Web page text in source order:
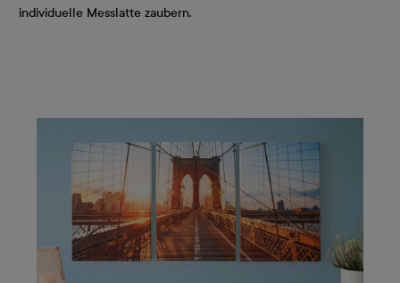
individuelle Messlatte zaubern.